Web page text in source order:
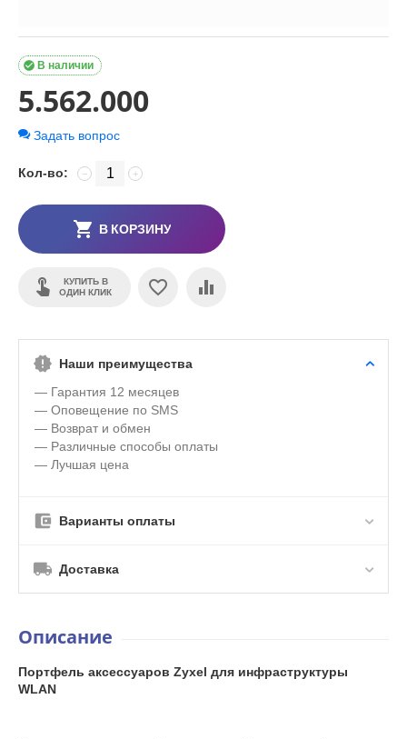
В наличии

5.562.000
Задать вопрос
Кол-во: +
−
В КОРЗИНУ
КУПИТЬ В
ОДИН КЛИК
Наши преимущества
— Гарантия 12 месяцев
— Оповещение по SMS
— Возврат и обмен
— Различные способы оплаты
— Лучшая цена
Варианты оплаты
Доставка
Описание
Портфель аксессуаров Zyxel для инфраструктуры
WLAN